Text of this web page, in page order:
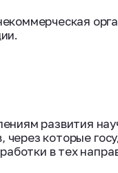
развития
которые
в тех